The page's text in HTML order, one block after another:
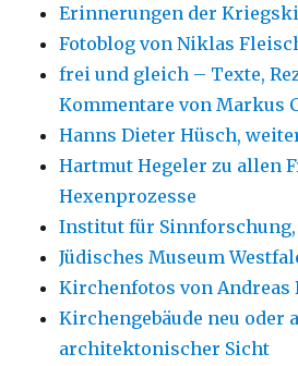
Erinnerungen der
Fotoblog von Niklas
frei und gleich – Texte,
Kommentare von Markus
Hanns Dieter Hüsch,
Hartmut Hegeler zu allen
Hexenprozesse
Institut für Sinnforschung,
Jüdisches Museum
Kirchenfotos von Andreas
Kirchengebäude neu oder
architektonischer Sicht